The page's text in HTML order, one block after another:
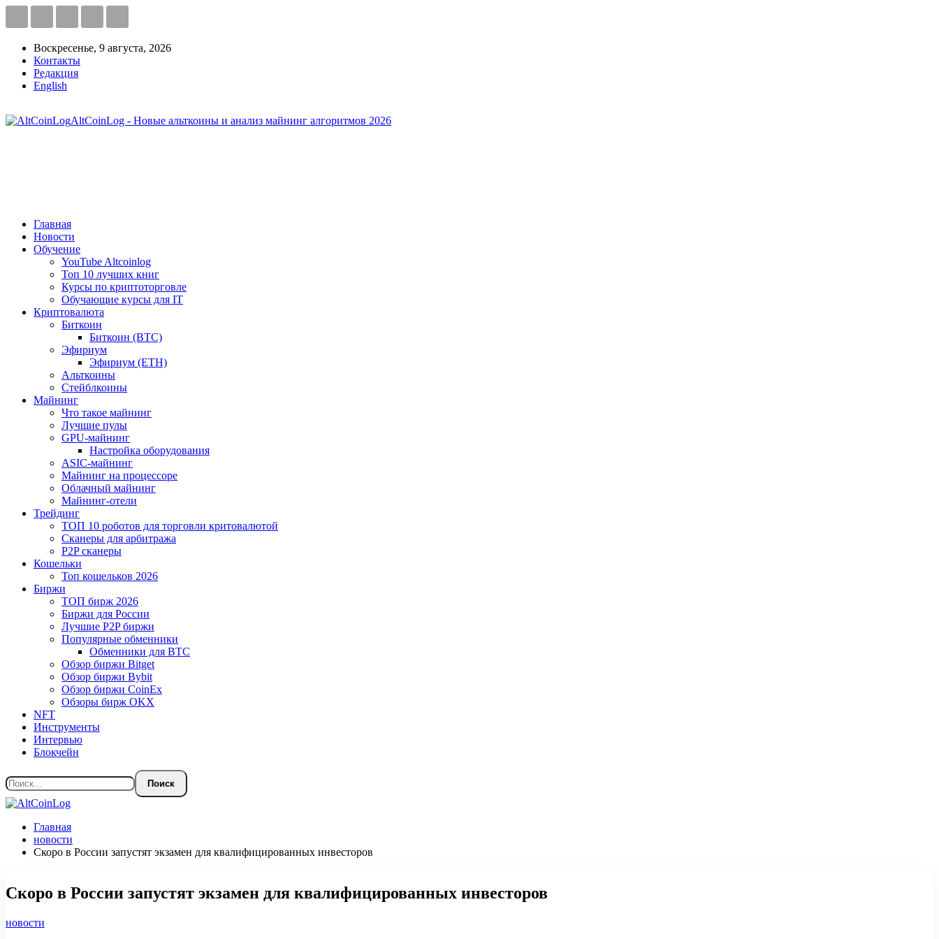
Воскресенье, 9 августа, 2026
Контакты
Редакция
English
AltCoinLog - Новые альткоины и анализ майнинг алгоритмов 2026
Главная
Новости
Обучение
YouTube Altcoinlog
Топ 10 лучших книг
Курсы по криптоторговле
Обучающие курсы для IT
Криптовалюта
Биткоин
Биткоин (BTC)
Эфириум
Эфириум (ETH)
Альткоины
Стейблкоины
Майнинг
Что такое майнинг
Лучшие пулы
GPU-майнинг
Настройка оборудования
ASIC-майнинг
Майнинг на процессоре
Облачный майнинг
Майнинг-отели
Трейдинг
ТОП 10 роботов для торговли критовалютой
Сканеры для арбитража
P2P сканеры
Кошельки
Топ кошельков 2026
Биржи
ТОП бирж 2026
Биржи для России
Лучшие P2P биржи
Популярные обменники
Обменники для BTC
Обзор биржи Bitget
Обзор биржи Bybit
Обзор биржи CoinEx
Обзоры бирж OKX
NFT
Инструменты
Интервью
Блокчейн
Главная
новости
Скоро в России запустят экзамен для квалифицированных инвесторов
Скоро в России запустят экзамен для квалифицированных инвесторов
новости